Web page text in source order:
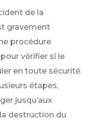
de la
gravement
procédure
vérifier si le
en toute sécurité.
étapes,
jusqu’aux
destruction du